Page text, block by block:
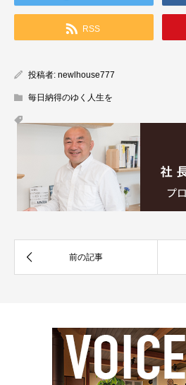
RSS
投稿者: newlhouse777
毎日納得のゆく人生を